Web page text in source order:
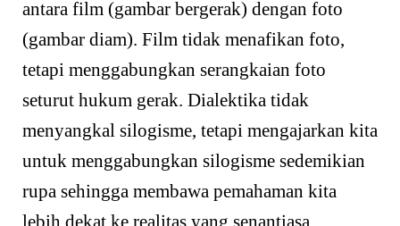
antara film (gambar bergerak) dengan foto
(gambar diam). Film tidak menafikan foto,
tetapi menggabungkan serangkaian foto
seturut hukum gerak. Dialektika tidak
menyangkal silogisme, tetapi mengajarkan kita
untuk menggabungkan silogisme sedemikian
rupa sehingga membawa pemahaman kita
lebih dekat ke realitas yang senantiasa